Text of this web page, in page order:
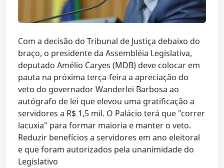
Com a decisão do Tribunal de Justiça debaixo do
braço, o presidente da Assembléia Legislativa,
deputado Amélio Caryes (MDB) deve colocar em
pauta na próxima terça-feira a apreciação do
veto do governador Wanderlei Barbosa ao
autógrafo de lei que elevou uma gratificação a
servidores a R$ 1,5 mil. O Palácio terá que "correr
lacuxia" para formar maioria e manter o veto.
Reduzir benefícios a servidores em ano eleitoral
e que foram autorizados pela unanimidade do
Legislativo